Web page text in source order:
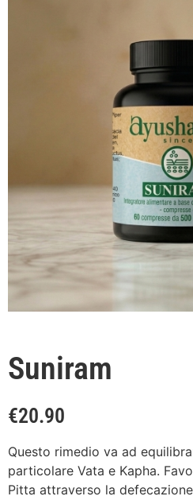
Suniram
€20.90
Questo rimedio va ad
particolare Vata e Kapha.
Pitta attraverso la